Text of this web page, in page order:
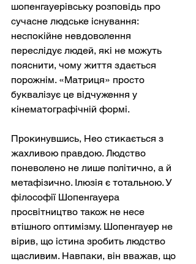
шопенгауерівську розповідь про
сучасне людське існування:
неспокійне невдоволення
переслідує людей, які не можуть
пояснити, чому життя здається
порожнім. «Матриця» просто
буквалізує це відчуження у
кінематографічній формі.
Прокинувшись, Нео стикається з
жахливою правдою. Людство
поневолено не лише політично, а й
метафізично. Ілюзія є тотальною. У
філософії Шопенгауера
просвітництво також не несе
втішного оптимізму. Шопенгауер не
вірив, що істина зробить людство
щасливим. Навпаки, він вважав, що